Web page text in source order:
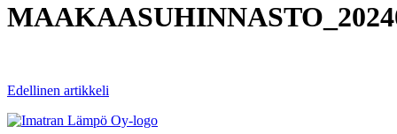
Artikkelien
selaus
Edellinen artikkeli